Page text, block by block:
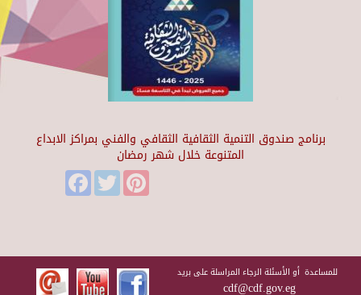
برنامج صندوق التنمية الثقافية الثقافي والفني بمراكز الابداع
المتنوعة خلال شهر رمضان
FacebookTwitter
للمساعدة أو الأسئلة الرجاء المراسلة على بريد
cdf@cdf.gov.eg